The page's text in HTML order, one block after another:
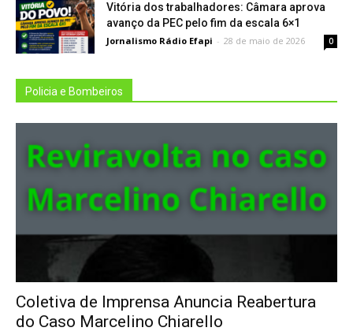
Vitória dos trabalhadores: Câmara aprova
avanço da PEC pelo fim da escala 6×1
Jornalismo Rádio Efapi - 28 de maio de 2026 0
Policia e Bombeiros
Coletiva de Imprensa Anuncia Reabertura
do Caso Marcelino Chiarello